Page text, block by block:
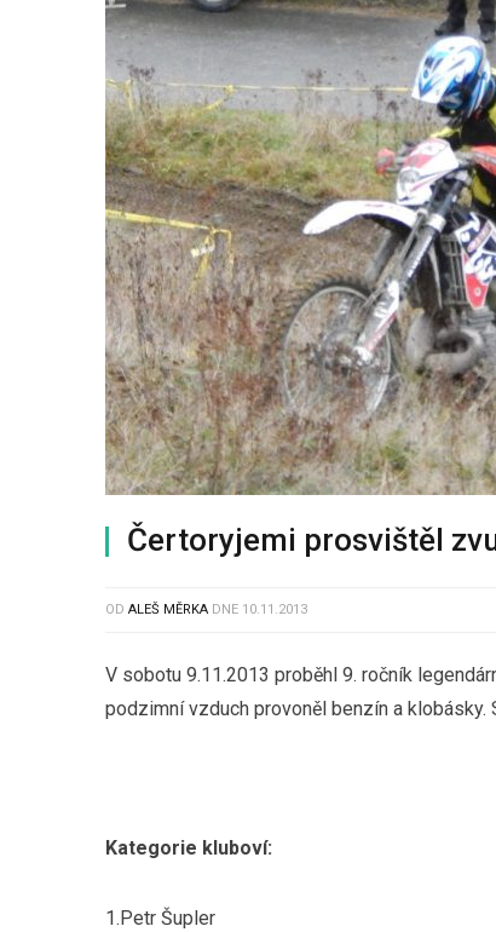
Čertoryjemi prosvištěl
OD ALEŠ MĚRKA DNE 10.11.2013
V sobotu 9.11.2013 proběhl 9. ročník
podzimní vzduch provoněl benzín a
Kategorie kluboví:
1.Petr Šupler